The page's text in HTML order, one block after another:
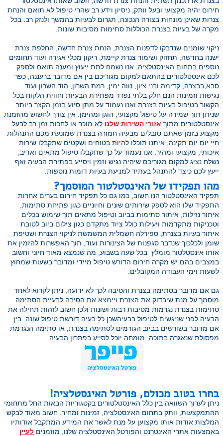
חירום יהיה מקצועי ובעל וותק, ניסיון וידע רב שהרי טיפול לא תואם והנחת
צנרות שאינן מונחות בצורה הנכונה, תגרום לבעיות בהמשך ולנזק רב. בכל
מקרה של בעיות בצנרת הכוללות סתימות מסיבות שונות.
ניקוי שומנים שנדבקו לדפנות הצנרת, הנחת צנרת חדשה, החלפת צנרת
ישנה בחדשה, תחזוק ושימור צנרת קיימת, ריקון מכלי אגירה ועוד תחומים
נוספים בתחום האינסטלציה, אנו נשמח לתת ייעוץ ומענה תואם ולספק
לכם אינסטלטורים בהתאם למקום מגוריכם בין אם מדובר ברעננה, כפר
סבא,בבצרה, קדימה ובני ציון, נווה ימין, רמת השרון, הוד השרון ועוד.
נגישות וזמינות הנם חלק בלתי נפרד מפתירת הבעיות וחווית הלקוח בכל
הקשור בטיפול בעיות בצנרת ואנו נעמוד על מתן סיוע בזמן הקצר ביותר
שניתן תוך שמירה על טיפול מקצועי, הוגן ומהימן. אין צורך לחשוש מהזמנת
אינסטלטורים מתוך אזורי השירות שלנו לא מוכר או לחכות זמן רב לבעל
מקצוע בזמן שאתם סובלים מבעיה חמורה בצנרת שמונעת מכם התנהלות
חיי יום יום תקינה, איתנו תוכלו להיות בטוחים ושקטים שתקבלו שירות
איכותי, מקצועי ומהיר. אנו נעמוד על כך שתקבלו טיפול מתאים ואדיב,
נשלח נציג למקום מגוריכם שיהיה נגיש וזמין ויסייע בפתירת הבעיה ואף
ייעץ לכם כיצד להתנהל בעתיד למניעת בעיות דומות נוספות.
מהו תפקידו של האינסטלטור המוסמך?
תפקיד האינסטלטור הנו חשוב, כמו גם כל תפקיד חירום בערים אחרות.
התפקיד שלו הוא לספק שירותים שונים וחיוניים כגון פתיחת סתימות,
איתור נזילות, איתור סתימות בביוב וטיפול מתאים תוך שימוש בכלים
וטכניקות מתקדמות ויעילות כולל ציוד מתקדם כגון צילום ביוב לטובת
איתור בעיות בצנרת, ספירלה חשמלית המשמשת לניקוי הצנרת ושטיפת
שומן ולכלכוך שנדבר סגפנות של הצינורות ועוד, תוך האפשרות להזמין את
אותו אינסטלטור מומלץ בכל שעה בשבוע, מה שנמצא מאוד חיוני וחשוב
במצבים בהם יש מקרה חירום הדורש טיפול מיידי ומדובר בשעות שמחוץ
לשעות וימי העבודה המקובלים.
גם אם מדובר בסתימה בצנרת והסיבה לכך לא ידועה, ניתן לקרוא לאחד
מוסמך על מנת שיבדוק את הצנרת ויימצא את הסיבה לבעיית הסתימה.
סתימות בצנרת נגרמות מסיבות רבות ושונות ולכן חשוב לזהות תחילה את
הבעיה לפני שניגשים לטיפול בבעיהשכן כל בעיה דורשת טיפול שונה. בין
אם מדובר בשורשים בביוב הגורמים לסתימה בצנרת, או סתימה הנגרמת
מפסולת שנאגרה בתוכה, מומחה יוכל לסייע בפתרון הבעיה.
בחרו בטוב מכולם, פורטל האינסטלציה!
ניתן לערוך השוואה בין כלל האינסטלטורים בקטגוריות הבאות החל מתחומי
ההתמקצעות, וותק בתחום האינסטלציה, זמינות ומחיר. חשוב מאוד לבקש
המלצות אודות אותו מקצוען על מנת לאשר את המידע המתקבל אודותיו
באמצעות אתרי האינטרנט והפורטל האינסטלציה שלנו, מוזמנים לעיין